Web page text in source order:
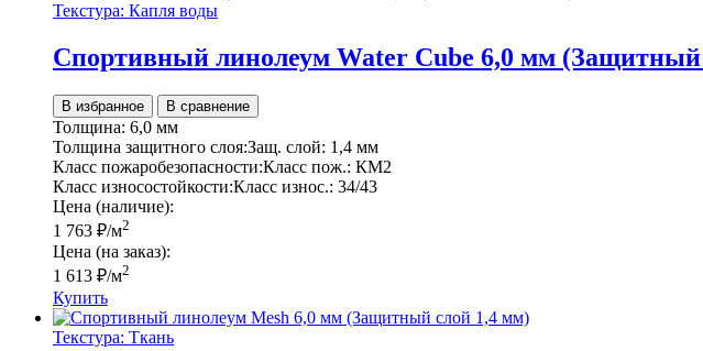
Текстура: Капля воды
Спортивный линолеум Water Cube 6,0 мм (Защитный
В избранное В сравнение
Толщина: 6,0 мм
Толщина защитного слоя:Защ. слой: 1,4 мм
Класс пожаробезопасности:Класс пож.: КМ2
Класс износостойкости:Класс износ.: 34/43
Цена (наличие):
1 763 ₽/м2
Цена (на заказ):
1 613 ₽/м2
Купить
Текстура: Ткань